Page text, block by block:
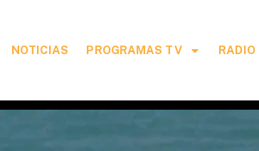
NOTICIAS PROGRAMAS TV RADIO